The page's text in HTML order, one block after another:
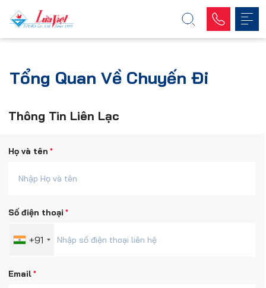
Tổng Quan Về Chuyến Đi
Thông Tin Liên Lạc
Họ và tên *
Email*
Số điện thoại *
+91